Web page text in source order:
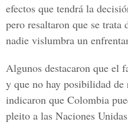
efectos que tendrá la
pero resaltaron que se
nadie vislumbra un
Algunos destacaron que el
y que no hay posibilidad
indicaron que Colombia
pleito a las Naciones